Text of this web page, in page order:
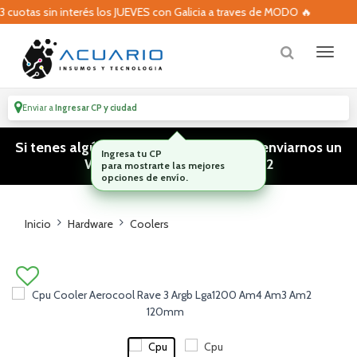
sin interés los JUEVES con Galicia a traves de MODO 🔥
Enviar aIngresar CP y ciudad
Si tenes algún tipo de consulta podes enviarnos un
WhatsApp! (011) 15 5386 3812
Inicio Hardware Coolers